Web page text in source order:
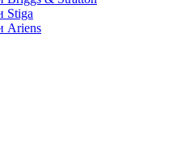
Stiga
Ariens